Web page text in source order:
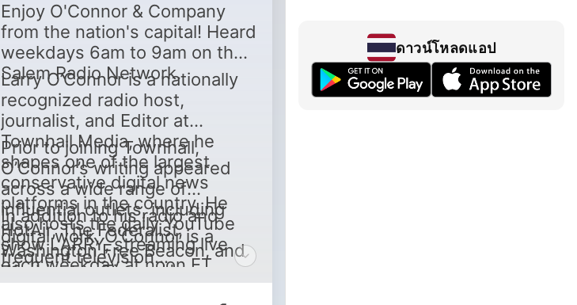
Enjoy O'Connor & Company
from the nation's capital! Heard
weekdays 6am to 9am on the
Salem Radio Network.
Larry O’Connor is a nationally
recognized radio host,
journalist, and Editor at
Townhall Media, where he
shapes one of the largest
conservative digital news
platforms in the country. He
also hosts the daily YouTube
show LARRY, streaming live
each weekday at noon ET.
Prior to joining Townhall,
O’Connor’s writing appeared
across a wide range of
influential outlets, including
HotAir, The Federalist,
Washington Free Beacon, and
Washington Times. He was
In addition to his radio and
digital work, O’Connor is a
frequent television
ดาวน์โหลดแอป